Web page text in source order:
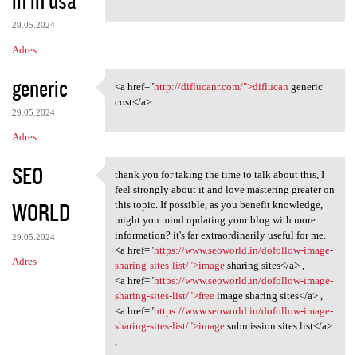
r
z
29.05.2024
Adres
generic
29.05.2024
Adres
<a href="http://diflucanr.com
<a href="http://diflucanr.com/">diflucan generic
cost</a>
SEO
WORLD
29.05.2024
Adres
thank you for taking the time
thank you for taking the time to talk about this, I
feel strongly about it and love mastering greater on
this topic. If possible, as you benefit knowledge,
might you mind updating your blog with more
information? it's far extraordinarily useful for me.
<a href="https://www.seoworld.in/dofollow-image-
sharing-sites-list/">imagesharing sites</a> ,
<a href="https://www.seoworld.in/dofollow-image-
sharing-sites-list/">freeimage sharing sites</a> ,
<a href="https://www.seoworld.in/dofollow-image-
sharing-sites-list/">imagesubmission sites list</a>
,